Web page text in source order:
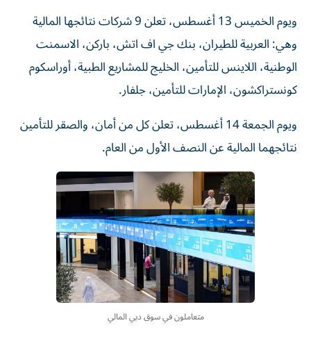
ويوم الخميس 13 أغسطس، تعلن 9 شركات نتائجها المالية
وهي: العربية للطيران، بنك جي اف اتش، باركن، الاسمنت
الوطنية، اللاينس للتأمين، الخليج للمشاريع الطبية، أوراسكوم
كونستراكشون، الإمارات للتأمين، جلفار.
ويوم الجمعة 14 أغسطس، تعلن كل من أمان، والصقر للتأمين
نتائجهما المالية عن النصف الأول من العام.
متعاملون في سوق دبي المالي